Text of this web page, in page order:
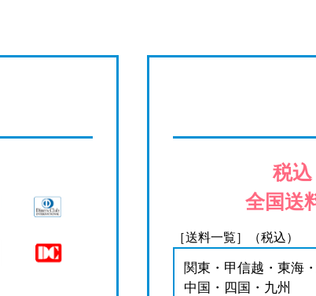
税
全国送
［送料一覧］（税込）
関東・甲信越・東海
中国・四国・九州